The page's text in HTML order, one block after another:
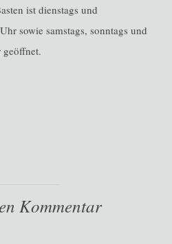
ist dienstags und
sowie samstags, sonntags und
Kommentar